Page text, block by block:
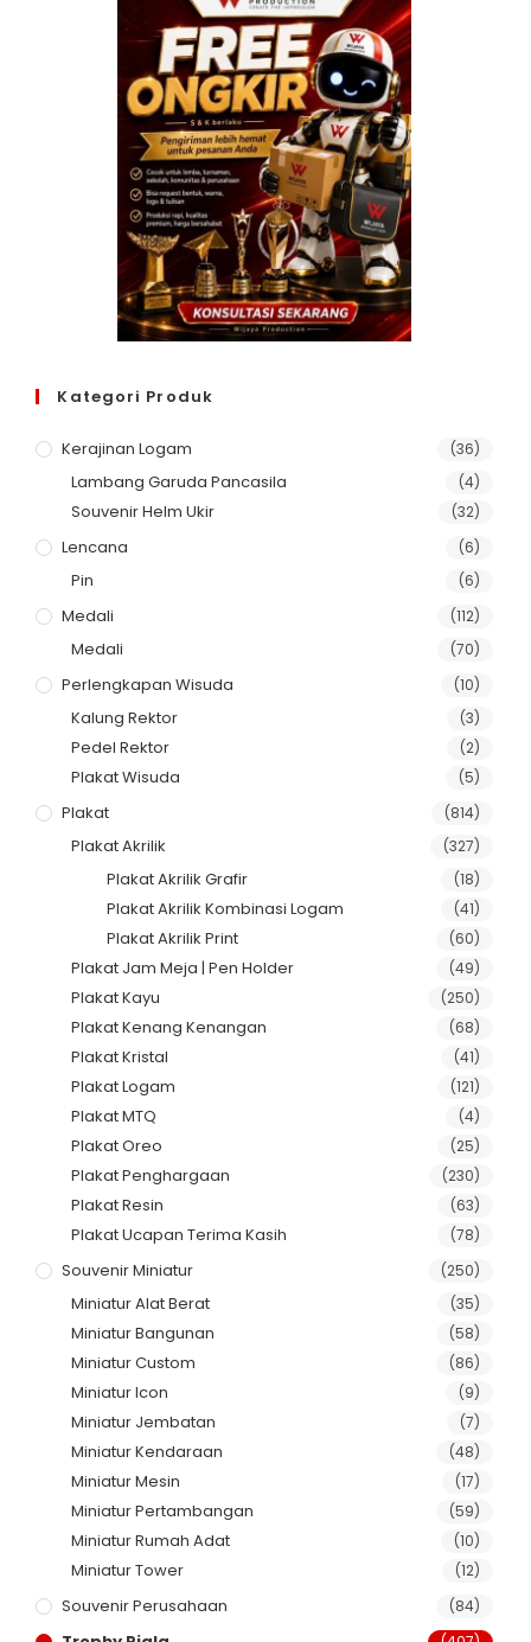
Kategori Produk
Kerajinan Logam (36)
Lambang Garuda Pancasila (4)
Souvenir Helm Ukir (32)
Lencana (6)
Pin (6)
Medali (112)
Medali (70)
Perlengkapan Wisuda (10)
Kalung Rektor (3)
Pedel Rektor (2)
Plakat Wisuda (5)
Plakat (814)
Plakat Akrilik (327)
Plakat Akrilik Grafir (18)
Plakat Akrilik Kombinasi Logam (41)
Plakat Akrilik Print (60)
Plakat Jam Meja | Pen Holder (49)
Plakat Kayu (250)
Plakat Kenang Kenangan (68)
Plakat Kristal (41)
Plakat Logam (121)
Plakat MTQ (4)
Plakat Oreo (25)
Plakat Penghargaan (230)
Plakat Resin (63)
Plakat Ucapan Terima Kasih (78)
Souvenir Miniatur (250)
Miniatur Alat Berat (35)
Miniatur Bangunan (58)
Miniatur Custom (86)
Miniatur Icon (9)
Miniatur Jembatan (7)
Miniatur Kendaraan (48)
Miniatur Mesin (17)
Miniatur Pertambangan (59)
Miniatur Rumah Adat (10)
Miniatur Tower (12)
Souvenir Perusahaan (84)